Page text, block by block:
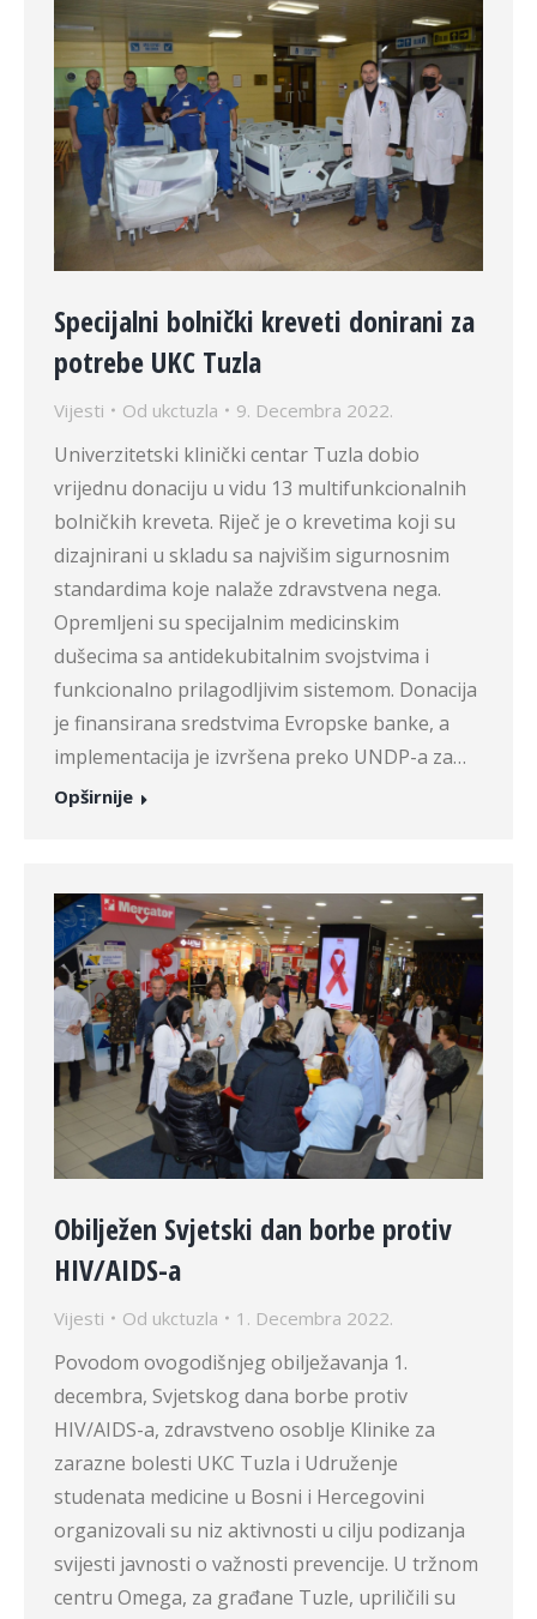
Specijalni bolnički kreveti donirani za
potrebe UKC Tuzla
Vijesti Od ukctuzla 9. Decembra 2022.
Univerzitetski klinički centar Tuzla dobio
vrijednu donaciju u vidu 13 multifunkcionalnih
bolničkih kreveta. Riječ je o krevetima koji su
dizajnirani u skladu sa najvišim sigurnosnim
standardima koje nalaže zdravstvena nega.
Opremljeni su specijalnim medicinskim
dušecima sa antidekubitalnim svojstvima i
funkcionalno prilagodljivim sistemom. Donacija
je finansirana sredstvima Evropske banke, a
implementacija je izvršena preko UNDP-a za…
Opširnije
Obilježen Svjetski dan borbe protiv
HIV/AIDS-a
Vijesti Od ukctuzla 1. Decembra 2022.
Povodom ovogodišnjeg obilježavanja 1.
decembra, Svjetskog dana borbe protiv
HIV/AIDS-a, zdravstveno osoblje Klinike za
zarazne bolesti UKC Tuzla i Udruženje
studenata medicine u Bosni i Hercegovini
organizovali su niz aktivnosti u cilju podizanja
svijesti javnosti o važnosti prevencije. U tržnom
centru Omega, za građane Tuzle, upriličili su